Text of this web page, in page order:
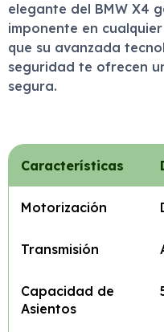
elegante del BMW X4
imponente en
que su avanzada
seguridad te ofrecen
segura.
Características
Motorización
Transmisión
Capacidad de
Asientos